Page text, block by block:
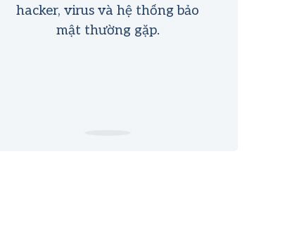
hacker, virus và hệ thống bảo
mật thường gặp.